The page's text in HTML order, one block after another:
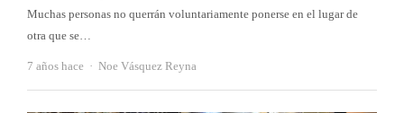
Muchas personas no querrán voluntariamente ponerse en el lugar de
otra que se…
7 años hace Autor
Noe Vásquez Reyna